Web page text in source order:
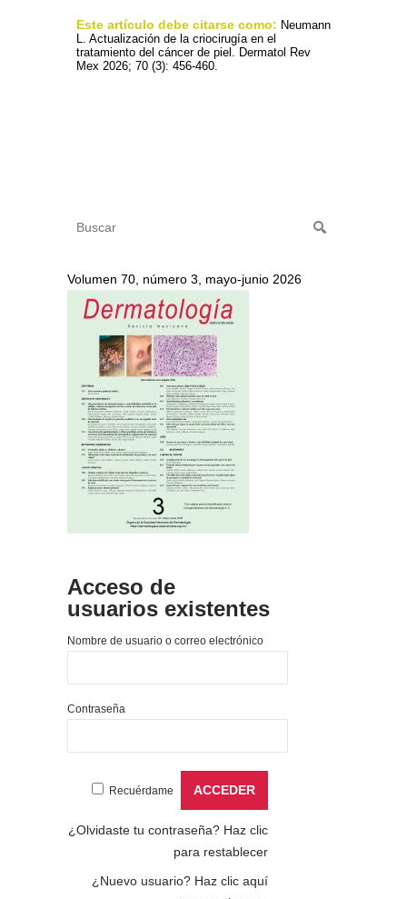
Este artículo debe citarse como: Neumann
L. Actualización de la criocirugía en el
tratamiento del cáncer de piel. Dermatol Rev
Mex 2026; 70 (3): 456-460.
Volumen 70, número 3, mayo-junio 2026
Acceso de
usuarios existentes
Nombre de usuario o correo electrónico
Contraseña
Recuérdame
¿Olvidaste tu contraseña? Haz clic
para restablecer
¿Nuevo usuario? Haz clic aquí